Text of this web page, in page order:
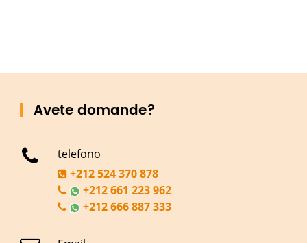
Avete domande?
telefono
+212 524 370 878
+212 661 223 962
+212 666 887 333